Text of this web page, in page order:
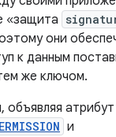
«защита
они
к данным
же ключом.
объявляя атрибут
и